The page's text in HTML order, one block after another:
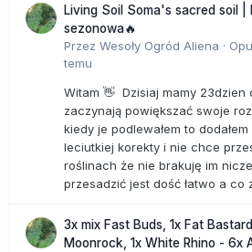
Living Soil Soma's sacred soil |
sezonowa🔥
Przez Wesoły Ogród Aliena ·
temu
Witam 👋 Dzisiaj mamy
zaczynają powiększać swoje
kiedy je podlewałem to
leciutkiej korekty i nie chce
roślinach że nie brakuję im
przesadzić jest dość łatwo a co
3x mix Fast Buds, 1x Fat
Moonrock, 1x White Rhino - 6x